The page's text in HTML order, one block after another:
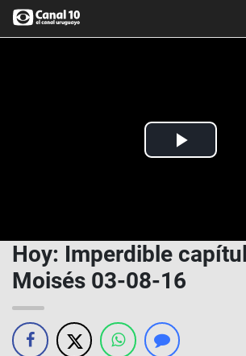
Play
Hoy: Imperdible
Moisés 03-08-16